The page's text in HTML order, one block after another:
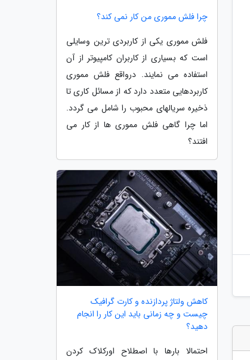
چرا فلش مموری من کار نمی کند؟
فلش مموری یکی از کاربردی ترین وسایلی
است که بسیاری از کاربران کامپیوتر از آن
استفاده می نمایند. درواقع فلش مموری
کاربردهایی متعدد دارد که از مسائل کاری تا
ذخیره سریالهای محبوب را شامل می گردد.
اما چرا گاهی فلش مموری ها از کار می
افتند؟
کاهش ولتاژ پردازنده و کارت گرافیک
چیست و چه زمانی باید این کار را انجام
دهید؟
احتمالا بارها با اصطلاح اورکلاک کردن